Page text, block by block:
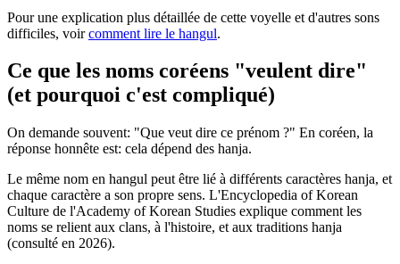
Pour une explication plus détaillée de cette voyelle et d'autres sons
difficiles, voircomment lire le hangul.
Ce que les noms coréens "veulent dire"
(et pourquoi c'est compliqué)
On demande souvent: "Que veut dire ce prénom ?" En coréen, la
réponse honnête est: cela dépend des hanja.
Le même nom en hangul peut être lié à différents caractères hanja, et
chaque caractère a son propre sens. L'Encyclopedia of Korean
Culture de l'Academy of Korean Studies explique comment les
noms se relient aux clans, à l'histoire, et aux traditions hanja
(consulté en 2026).